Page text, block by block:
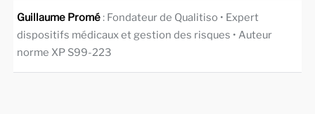
Guillaume Promé: Fondateur de Qualitiso • Expert
dispositifs médicaux et gestion des risques • Auteur
norme XP S99-223